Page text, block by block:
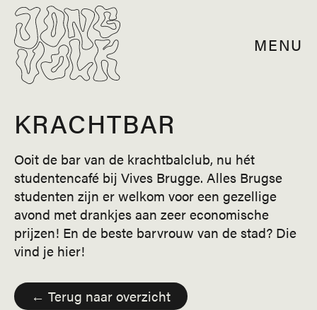
MENU
KRACHTBAR
Ooit de bar van de krachtbalclub, nu hét
studentencafé bij Vives Brugge. Alles Brugse
studenten zijn er welkom voor een gezellige
avond met drankjes aan zeer economische
prijzen! En de beste barvrouw van de stad? Die
vind je hier!
← Terug naar overzicht